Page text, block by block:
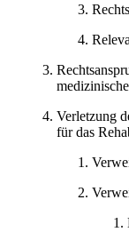
Verletzung
für das